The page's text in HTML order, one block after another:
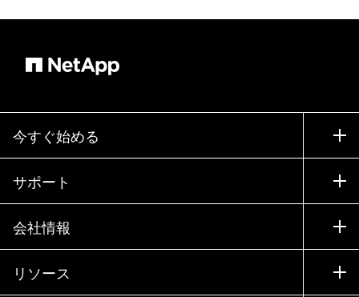
今すぐ始める
購入方法
営業チームへのお問い合わせ
パートナーを検索
エグゼクティブ ブリーフィング
サポート
サポート
トレーニング
ドキュメント
会社情報
会社情報
リソース